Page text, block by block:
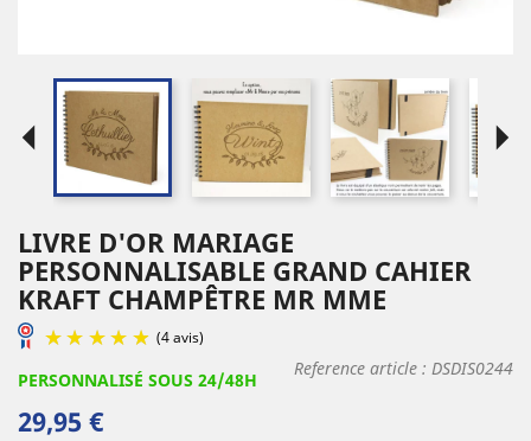
arrow_left arrow_right
LIVRE D'OR MARIAGE
PERSONNALISABLE GRAND CAHIER
KRAFT CHAMPÊTRE MR MME
PERSONNALISÉ SOUS 24/48H
Reference article : DSDIS0244
29,95 €